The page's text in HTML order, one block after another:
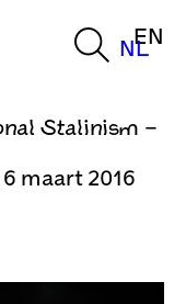
NL
EN
Stalinism –
maart 2016